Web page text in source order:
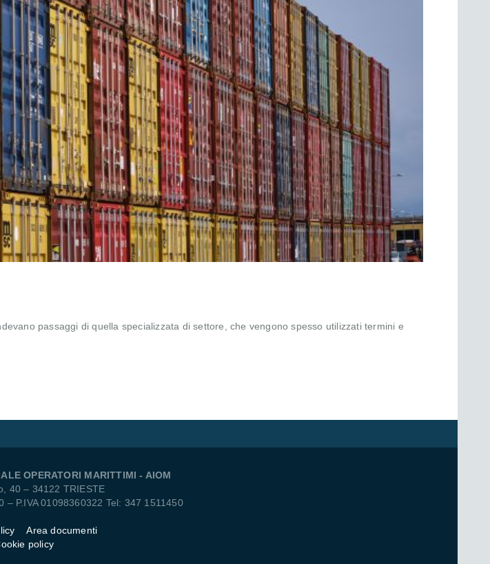
passaggi di quella specializzata di settore, che vengono spesso utilizzati termini e
OPERATORI MARITTIMI - AIOM
40 – 34122 TRIESTE
– P.IVA 01098360322 Tel: 347 1511450
Area documenti
policy